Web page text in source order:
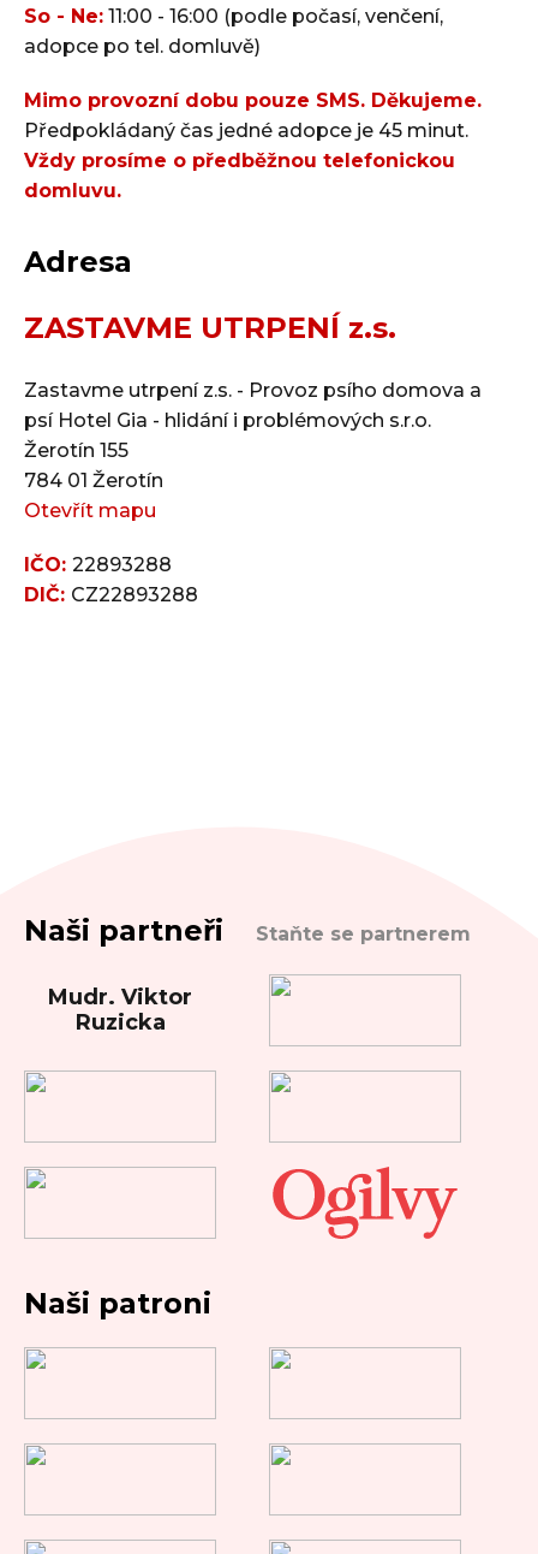
So - Ne: 11:00 - 16:00 (podle počasí, venčení,
adopce po tel. domluvě)
Mimo provozní dobu pouze SMS. Děkujeme.
Předpokládaný čas jedné adopce je 45 minut.
Vždy prosíme o předběžnou telefonickou
domluvu.
Adresa
ZASTAVME UTRPENÍ z.s.
Zastavme utrpení z.s. - Provoz psího domova a
psí Hotel Gia - hlidání i problémových s.r.o.
Žerotín 155
784 01 Žerotín
Otevřít mapu
IČO: 22893288
DIČ: CZ22893288
Naši partneři Staňte se partnerem
Mudr. Viktor
Ruzicka
Naši patroni